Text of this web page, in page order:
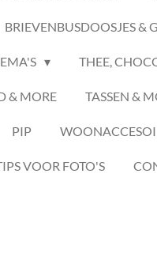
BRIEVENBUSDOOSJES &
THEE,
& MORE TASSEN &
PIP
VOOR FOTO'S